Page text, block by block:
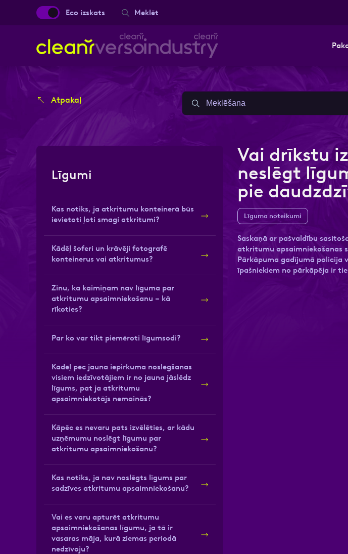
Eco izskats Meklēt
Atpakaļ
Līgumi
Kas notiks, ja atkritumu konteinerā būs
ievietoti ļoti smagi atkritumi?
Kādēļ šoferi un krāvēji fotografē
konteinerus vai atkritumus?
Zinu, ka kaimiņam nav līguma par
atkritumu apsaimniekošanu – kā
rīkoties?
Par ko var tikt piemēroti līgumsodi?
Kādēļ pēc jauna iepirkuma noslēgšanas
visiem iedzīvotājiem ir no jauna jāslēdz
līgums, pat ja atkritumu
apsaimniekotājs nemainās?
Kāpēc es nevaru pats izvēlēties, ar kādu
uzņēmumu noslēgt līgumu par
atkritumu apsaimniekošanu?
Kas notiks, ja nav noslēgts līgums par
sadzīves atkritumu apsaimniekošanu?
Vai es varu apturēt atkritumu
apsaimniekošanas līgumu, ja tā ir
vasaras māja, kurā ziemas periodā
nedzīvoju?
Vai drīkstu
neslēgt
pie
Līguma noteikumi
Saskaņā ar pašvaldību
atkritumu apsaimniekošanas
Pārkāpuma gadījumā
īpašniekiem no pārkāpēja ir
Apstiprini, ka esi iepazinies ar sadaļuPrivātuma politika
Atzīmējiet, ka piekrītat personas datu apstrādei.Vairāk